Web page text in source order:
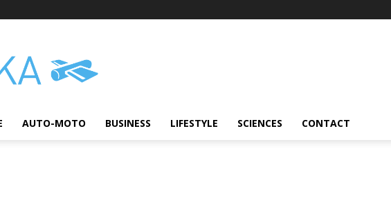
AUTO-MOTO BUSINESS LIFESTYLE SCIENCES CONTACT